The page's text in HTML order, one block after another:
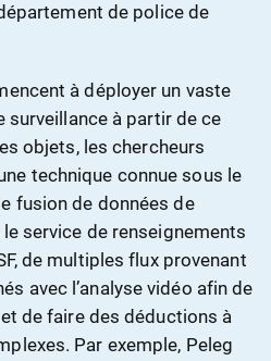
de police de
à déployer un vaste
à partir de ce
objets, les chercheurs
technique connue sous le
fusion de données de
service de renseignements
de multiples flux provenant
avec l’analyse vidéo afin de
de faire des déductions à
Par exemple, Peleg